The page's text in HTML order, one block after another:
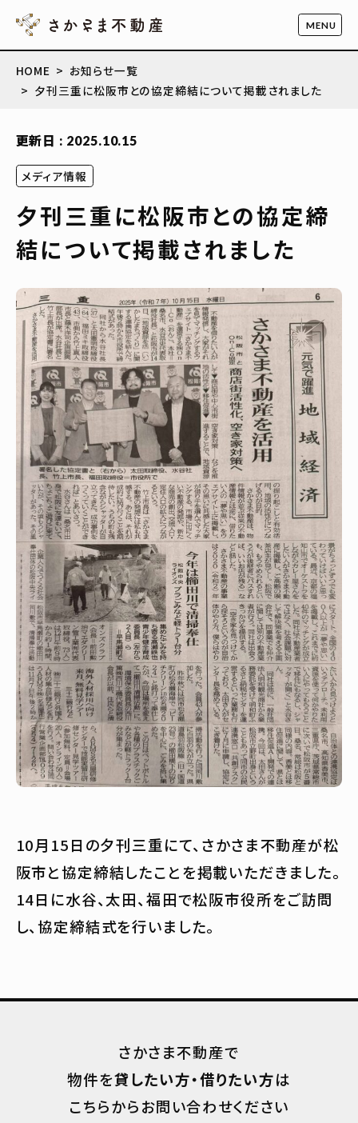
HOME
お知らせ一覧
夕刊三重に松阪市との協定締結について掲載されました
更新日 : 2025.10.15
メディア情報
夕刊三重に松阪市との協定締
結について掲載されました
10月15日の夕刊三重にて、さかさま不動産が松
阪市と協定締結したことを掲載いただきました。
14日に水谷、太田、福田で松阪市役所をご訪問
し、協定締結式を行いました。
さかさま不動産で
物件を貸したい方・借りたい方は
こちらからお問い合わせください